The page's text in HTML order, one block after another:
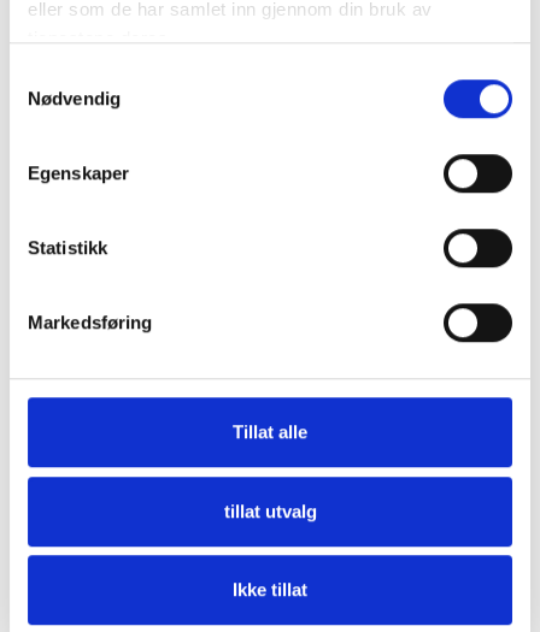
eller som de har samlet inn gjennom din bruk av
tjenestene deres.
Nødvendig
Egenskaper
Statistikk
Markedsføring
Tillat alle
tillat utvalg
Ikke tillat